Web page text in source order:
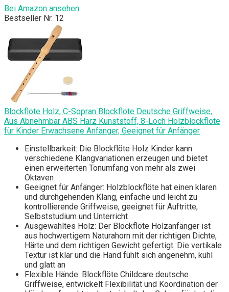
Bei Amazon ansehen
Bestseller Nr. 12
Blockflöte Holz, C-Sopran Blockflöte Deutsche Griffweise,
Aus Abnehmbar ABS Harz Kunststoff, 8-Loch Holzblockflöte
für Kinder Erwachsene Anfänger, Geeignet für Anfänger
Einstellbarkeit: Die Blockflöte Holz Kinder kann
verschiedene Klangvariationen erzeugen und bietet
einen erweiterten Tonumfang von mehr als zwei
Oktaven
Geeignet für Anfänger: Holzblockflöte hat einen klaren
und durchgehenden Klang, einfache und leicht zu
kontrollierende Griffweise, geeignet für Auftritte,
Selbststudium und Unterricht
Ausgewähltes Holz: Der Blockflöte Holzanfänger ist
aus hochwertigem Naturahorn mit der richtigen Dichte,
Härte und dem richtigen Gewicht gefertigt. Die vertikale
Textur ist klar und die Hand fühlt sich angenehm, kühl
und glatt an
Flexible Hände: Blockflöte Childcare deutsche
Griffweise, entwickelt Flexibilität und Koordination der